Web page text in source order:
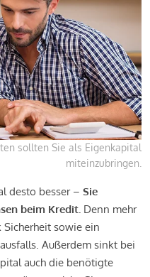
sollten Sie als Eigenkapital
miteinzubringen.
desto besser – Sie
beim Kredit. Denn mehr
sowie ein
Außerdem sinkt bei
auch die benötigte